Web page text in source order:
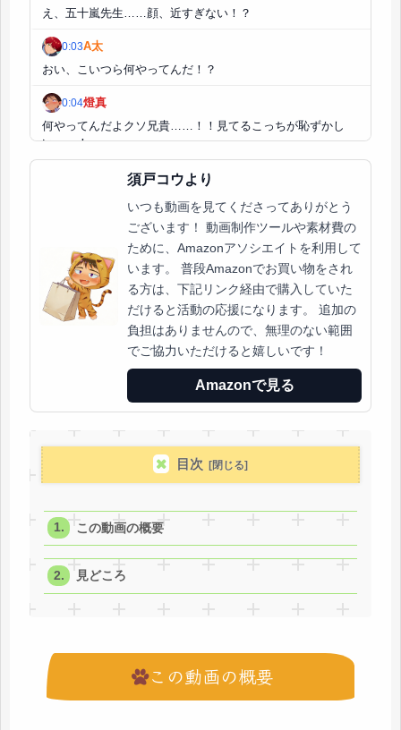
え、五十嵐先生……顔、近すぎない！？
0:03A太
おい、こいつら何やってんだ！？
0:04燈真
何やってんだよクソ兄貴……！！見てるこっちが恥ずかし
い……！
やばぁ～……A太、俺らもこれくらいやる？
一真兄ちゃん？？
0:07五十嵐
うほ。俺がたっぷり可愛がってやんよ
わぁ、一真お兄さん、かっこいいです♪
うほほ！うほほほ！うほー！！
0:11A太
……は？マジで何やってんだこの筋肉ダルマ
0:12須戸コウ
うわ、雰囲気ぶち壊しだよ先生！笑
もうやめてくれ！！！
須戸コウより
いつも動画を見てくださってありがとう
ございます！ 動画制作ツールや素材費の
ために、Amazonアソシエイトを利用して
います。 普段Amazonでお買い物をされ
る方は、下記リンク経由で購入していた
だけると活動の応援になります。 追加の
負担はありませんので、無理のない範囲
でご協力いただけると嬉しいです！
Amazonで見る
目次
この動画の概要
見どころ
この動画の概要